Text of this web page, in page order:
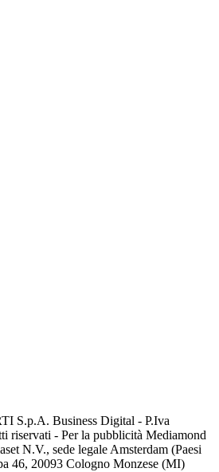
S.p.A. Business Digital - P.Iva
riservati - Per la pubblicità Mediamond
N.V., sede legale Amsterdam (Paesi
46, 20093 Cologno Monzese (MI)